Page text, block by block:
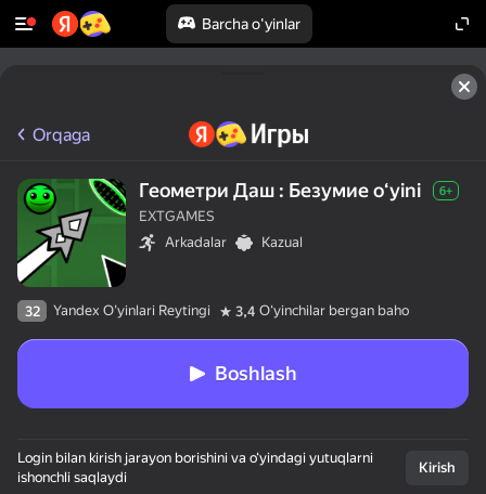
Barcha o'yinlar
Orqaga
Геометри Даш : Безумие oʻyini 6+
EXTGAMES
Arkadalar
Kazual
32 Yandex O'yinlari Reytingi 3,4 Oʻyinchilar bergan baho
Boshlash
Login bilan kirish jarayon borishini va o‘yindagi yutuqlarni
ishonchli saqlaydi
Kirish